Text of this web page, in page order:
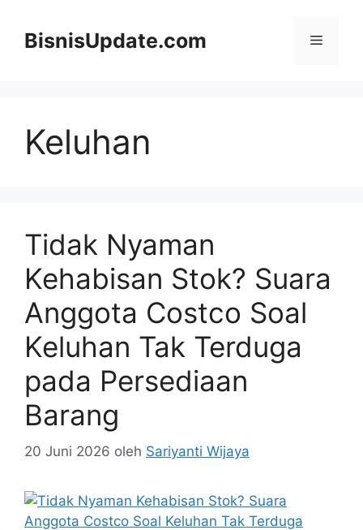
BisnisUpdate.com Menu
Keluhan
Tidak Nyaman
Kehabisan Stok? Suara
Anggota Costco Soal
Keluhan Tak Terduga
pada Persediaan
Barang
20 Juni 2026 oleh Sariyanti Wijaya